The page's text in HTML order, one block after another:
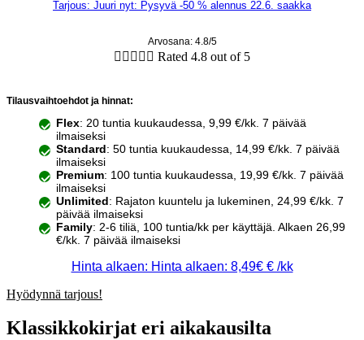
Tarjous: Juuri nyt: Pysyvä -50 % alennus 22.6. saakka
Arvosana: 4.8/5
     Rated 4.8 out of 5
Tilausvaihtoehdot ja hinnat:
Flex: 20 tuntia kuukaudessa, 9,99 €/kk. 7 päivää
ilmaiseksi
Standard: 50 tuntia kuukaudessa, 14,99 €/kk. 7 päivää
ilmaiseksi
Premium: 100 tuntia kuukaudessa, 19,99 €/kk. 7 päivää
ilmaiseksi
Unlimited: Rajaton kuuntelu ja lukeminen, 24,99 €/kk. 7
päivää ilmaiseksi
Family: 2-6 tiliä, 100 tuntia/kk per käyttäjä. Alkaen 26,99
€/kk. 7 päivää ilmaiseksi
Hinta alkaen: Hinta alkaen: 8,49€ € /kk
Hyödynnä tarjous!
Klassikkokirjat eri aikakausilta